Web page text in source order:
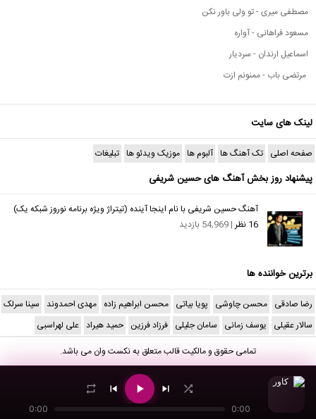
مصطفی میری - تو ولی باور نکن
مسعود فراهانی - آواره
اسماعیل ارندان - سردیار
مرتضی باب - ممنونم ازت
0:00
0:00
لینک های سایت
صفحه اصلی تک آهنگ ها آلبوم ها موزیک ویدئو ها تبلیغات
پیشنهاد روز بخش آهنگ های حسین شریفی
آهنگ حسین شریفی با نام اینجا آینده (تیتراژ ویژه برنامه نوروز شبکه یک)
16 نظر
| 54,969 بازدید
برترین خواننده ها
رضا صادقی محسن چاوشی پویا بیاتی محسن ابراهیم زاده مهدی احمدوند سینا سرلک
سالار عقیلی یوسف زمانی سامان جلیلی فرزاد فرزین حمید هیراد علی لهراسبی
تمامی حقوق و مالکیت قالب متعلق بهنکست وانمی باشد.